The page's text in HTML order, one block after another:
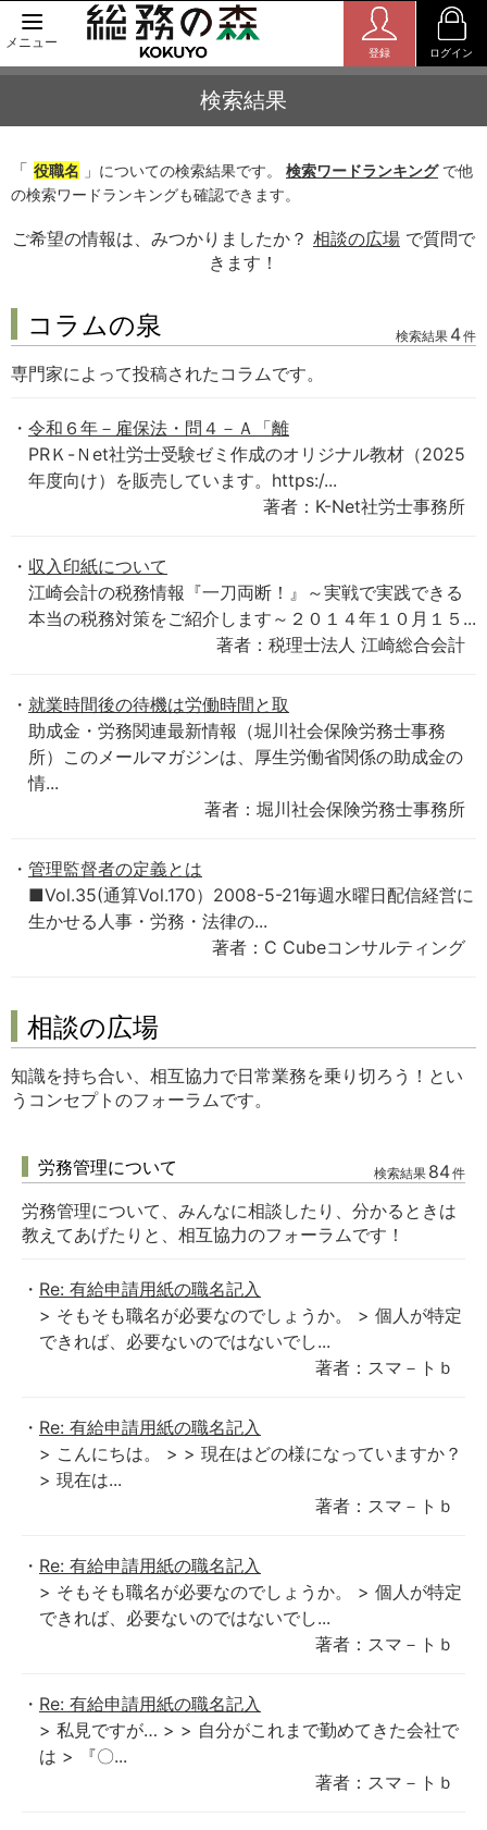
メニュー
登録 ログイン
検索結果
「 役職名 」についての検索結果です。 検索ワードランキングで他
の検索ワードランキングも確認できます。
ご希望の情報は、みつかりましたか？ 相談の広場 で質問で
きます！
コラムの泉 検索結果 4件
専門家によって投稿されたコラムです。
令和６年－雇保法・問４－Ａ「離
PRＫ-Ｎet社労士受験ゼミ作成のオリジナル教材（2025
年度向け）を販売しています。https:/...
著者：K-Net社労士事務所
収入印紙について
江崎会計の税務情報『一刀両断！』～実戦で実践できる
本当の税務対策をご紹介します～２０１４年１０月１５...
著者：税理士法人 江崎総合会計
就業時間後の待機は労働時間と取
助成金・労務関連最新情報（堀川社会保険労務士事務
所）このメールマガジンは、厚生労働省関係の助成金の
情...
著者：堀川社会保険労務士事務所
管理監督者の定義とは
■Vol.35(通算Vol.170）2008-5-21毎週水曜日配信経営に
生かせる人事・労務・法律の...
著者：C Cubeコンサルティング
相談の広場
知識を持ち合い、相互協力で日常業務を乗り切ろう！とい
うコンセプトのフォーラムです。
労務管理について 検索結果 84件
労務管理について、みんなに相談したり、分かるときは
教えてあげたりと、相互協力のフォーラムです！
Re: 有給申請用紙の職名記入
> そもそも職名が必要なのでしょうか。 > 個人が特定
できれば、必要ないのではないでし...
著者：スマ－トｂ
Re: 有給申請用紙の職名記入
> こんにちは。 > > 現在はどの様になっていますか？
> 現在は...
著者：スマ－トｂ
Re: 有給申請用紙の職名記入
> そもそも職名が必要なのでしょうか。 > 個人が特定
できれば、必要ないのではないでし...
著者：スマ－トｂ
Re: 有給申請用紙の職名記入
> 私見ですが… > > 自分がこれまで勤めてきた会社で
は > 『〇...
著者：スマ－トｂ